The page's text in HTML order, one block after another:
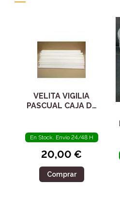
VELITA VIGILIA
PASCUAL CAJA DE
En Stock. Envío 24/48 H
20,00 €
Comprar